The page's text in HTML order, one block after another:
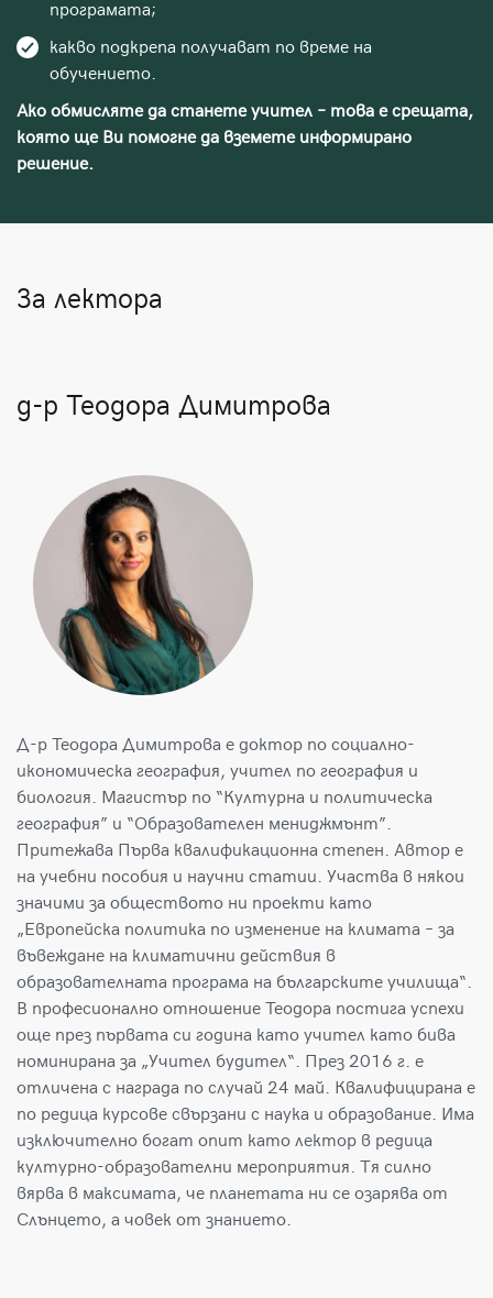
програмата;
какво подкрепа получават по време на
обучението.
Ако обмисляте да станете учител – това е срещата,
която ще Ви помогне да вземете информирано
решение.
За лектора
д-р Теодора Димитрова
Д-р Теодора Димитрова е доктор по социално-
икономическа география, учител по география и
биология. Магистър по “Културна и политическа
география” и “Образователен мениджмънт”.
Притежава Първа квалификационна степен. Автор е
на учебни пособия и научни статии. Участва в някои
значими за обществото ни проекти като
„Европейска политика по изменение на климата – за
въвеждане на климатични действия в
образователната програма на българските училища“.
В професионално отношение Теодора постига успехи
още през първата си година като учител като бива
номинирана за „Учител будител“. През 2016 г. е
отличена с награда по случай 24 май. Квалифицирана е
по редица курсове свързани с наука и образование. Има
изключително богат опит като лектор в редица
културно-образователни мероприятия. Тя силно
вярва в максимата, че планетата ни се озарява от
Слънцето, а човек от знанието.